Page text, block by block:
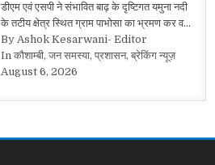
डीएम एवं एसपी ने संभावित बाढ़ के दृष्टिगत यमुना नदी
के तटीय क्षेत्र स्थित ग्राम पाभोसा का भ्रमण कर व…
By Ashok Kesarwani- Editor
In कौशाम्बी, जन समस्या, प्रशासन, ब्रेकिंग न्यूज़
August 6, 2026